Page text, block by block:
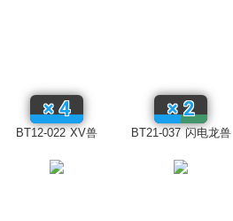
BT12-022 XV兽
×4
BT21-037 闪电龙兽
×2